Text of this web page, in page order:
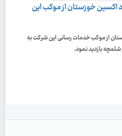
اکسین خوزستان از موکب این
از موکب خدمات رسانی این شرکت به
بازدید نمود.